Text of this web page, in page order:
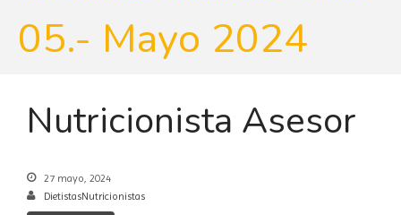
05.- Mayo 2024
Nutricionista Asesor
27 mayo, 2024
DietistasNutricionistas